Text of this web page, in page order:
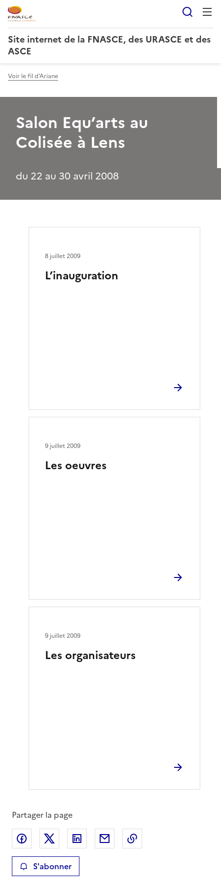
Site internet de la FNASCE, des URASCE et des
ASCE
Voir le fil d'Ariane
Salon Equ’arts au
Colisée à Lens
du 22 au 30 avril 2008
L’inauguration
8 juillet 2009
Les oeuvres
9 juillet 2009
Les organisateurs
9 juillet 2009
Partager la page
Partager sur Facebook
Partager sur XPartager sur LinkedIn
Partager par email
S'abonner